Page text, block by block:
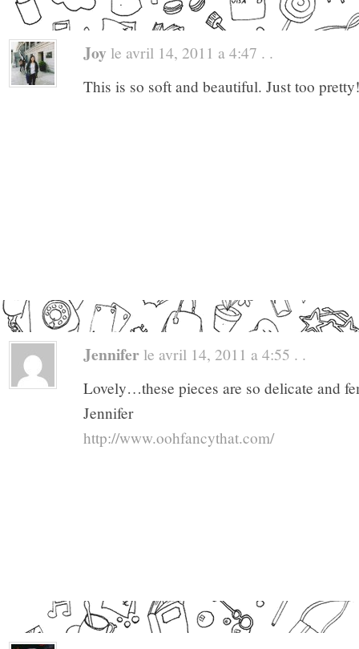
Joy le avril 14, 2011 a 4:47 . .
This is so soft and beautiful. Just too pretty!
Jennifer le avril 14, 2011 a 4:55 . .
Lovely…these pieces are so delicate and
Jennifer
http://www.oohfancythat.com/